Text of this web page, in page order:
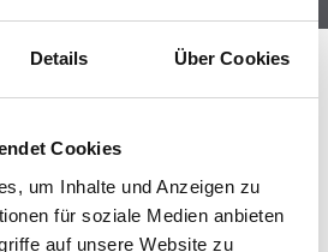
Details Über Cookies
Cookies
um Inhalte und Anzeigen zu
für soziale Medien anbieten
auf unsere Website zu
schon an der Lösung und